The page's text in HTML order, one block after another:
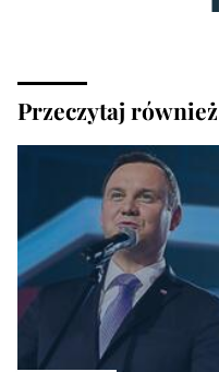
Przeczytaj również